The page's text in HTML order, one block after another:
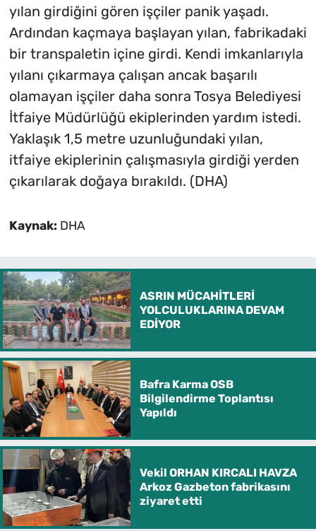
yılan girdiğini gören işçiler panik yaşadı.
Ardından kaçmaya başlayan yılan, fabrikadaki
bir transpaletin içine girdi. Kendi imkanlarıyla
yılanı çıkarmaya çalışan ancak başarılı
olamayan işçiler daha sonra Tosya Belediyesi
İtfaiye Müdürlüğü ekiplerinden yardım istedi.
Yaklaşık 1,5 metre uzunluğundaki yılan,
itfaiye ekiplerinin çalışmasıyla girdiği yerden
çıkarılarak doğaya bırakıldı. (DHA)
Kaynak: DHA
ASRIN MÜCAHİTLERİ
YOLCULUKLARINA DEVAM
EDİYOR
Bafra Karma OSB
Bilgilendirme Toplantısı
Yapıldı
Vekil ORHAN KIRCALI HAVZA
Arkoz Gazbeton fabrikasını
ziyaret etti